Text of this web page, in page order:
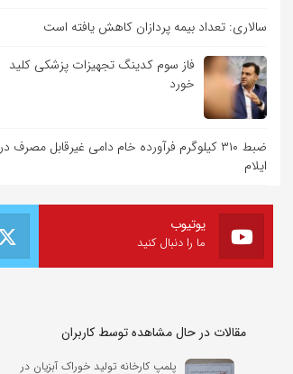
سالاری: تعداد بیمه پردازان کاهش یافته است
فاز سوم کدینگ تجهیزات پزشکی کلید
خورد
ضبط ۳۱۰ کیلوگرم فرآورده خام دامی غیرقابل مصرف در
ایلام
یوتیوب
ما را دنبال کنید
مقالات در حال مشاهده توسط کاربران
پلمپ کارخانه تولید خوراک آبزیان در